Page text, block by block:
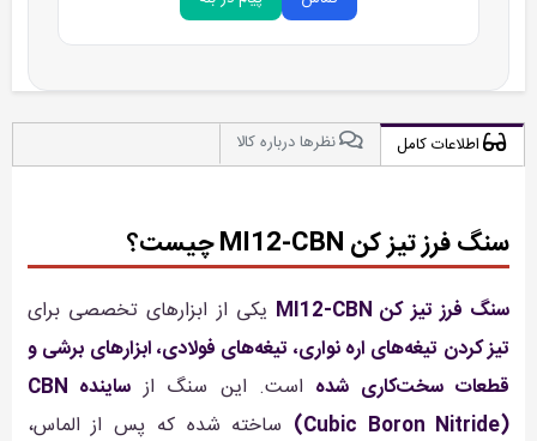
اطلاعات کامل نظرها درباره کالا
سنگ فرز تیز کن MI12-CBN چیست؟
سنگ فرز تیز کن MI12-CBN
یکی از ابزارهای تخصصی برای
تیز کردن تیغه‌های اره نواری، تیغه‌های فولادی، ابزارهای برشی و
قطعات سخت‌کاری شده است. این سنگ از
ساینده CBN
(Cubic Boron Nitride) ساخته شده که پس از الماس،